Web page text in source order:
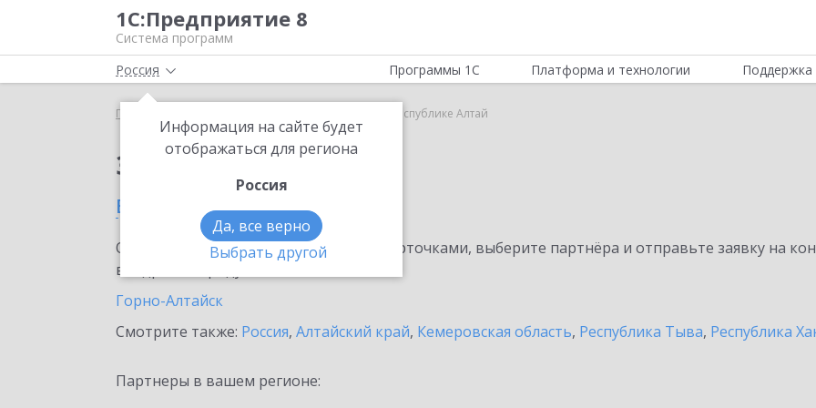
1С:Предприятие 8
Система программ
Россия
Информация на сайте будет
отображаться для региона
Россия
Да, все верно
Выбрать другой
Программы 1С Платформа и технологии Поддержка
Главная 1С:АУСН в Республике Алтай
Заказать 1С:АУСН
в Республике Алтай
Ознакомьтесь с информационными карточками, выберите партнёра и отправьте заявку на
внедрение продукта.
Горно-Алтайск
Смотрите также: Россия, Алтайский край, Кемеровская область, Республика Тыва, Республика
Партнеры в вашем регионе: